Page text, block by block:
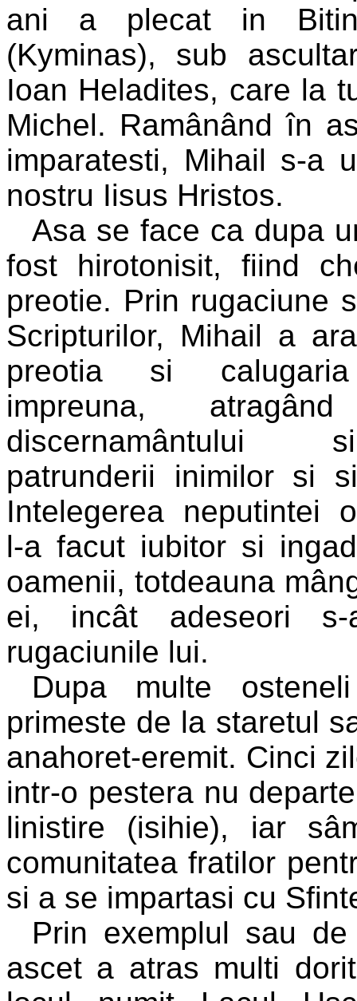
ani a plecat in
(Kyminas), sub
Ioan Heladites, care la
Michel. Ramânând în
imparatesti, Mihail s-a
nostru Iisus Hristos.
Asa se face ca dupa
fost hirotonisit, fiind
preotie. Prin rugaciune
Scripturilor, Mihail a
preotia si
impreuna,
patrunderii inimilor si
Intelegerea neputintei
l-a facut iubitor si
oamenii, totdeauna
ei, incât adeseori
rugaciunile lui.
Dupa multe
primeste de la staretul
anahoret-eremit. Cinci
intr-o pestera nu
linistire (isihie), iar
comunitatea fratilor
si a se impartasi cu
Prin exemplul sau
ascet a atras multi